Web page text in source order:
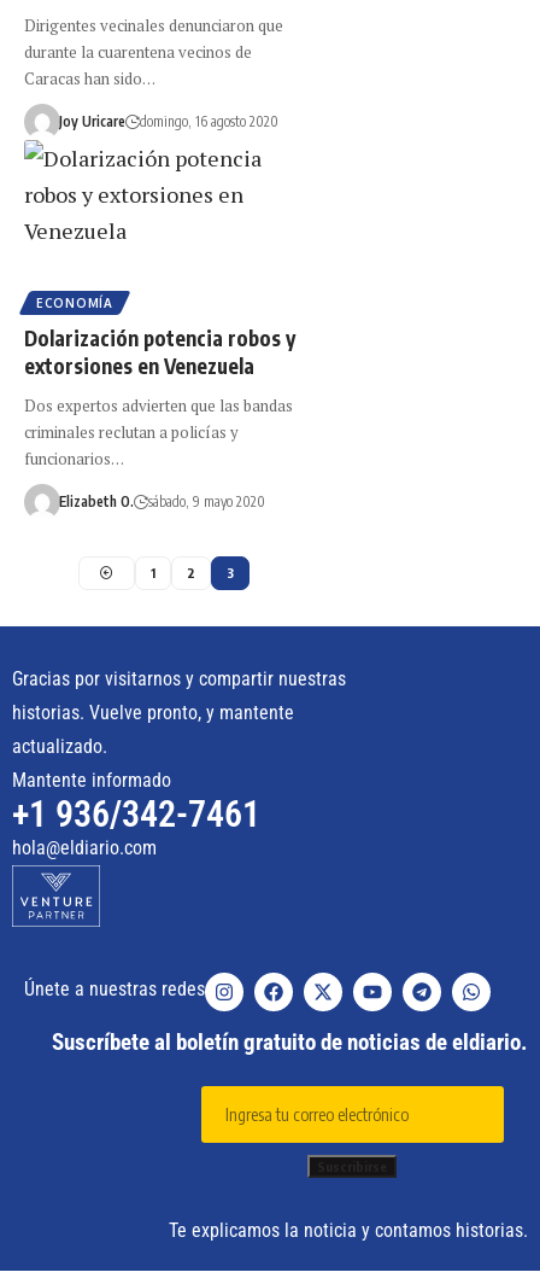
Dirigentes vecinales denunciaron que
durante la cuarentena vecinos de
Caracas han sido…
Joy Uricare domingo, 16 agosto 2020
ECONOMÍA
Dolarización potencia robos y
extorsiones en Venezuela
Dos expertos advierten que las bandas
criminales reclutan a policías y
funcionarios…
Elizabeth O. sábado, 9 mayo 2020
1 2 3
Gracias por visitarnos y compartir nuestras
historias. Vuelve pronto, y mantente
actualizado.
Mantente informado
+1 936/342-7461
hola@eldiario.com
Únete a nuestras redes
Suscríbete al boletín gratuito de noticias de eldiario.
Te explicamos la noticia y contamos historias.